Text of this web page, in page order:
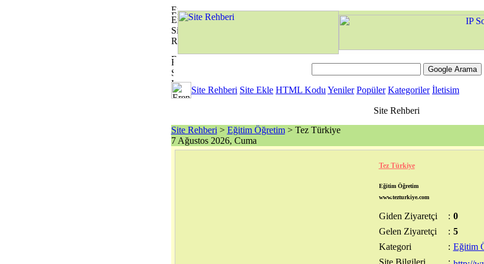
Site Rehberi Site Ekle HTML Kodu Yeniler Popüler Kategoriler İletisim
Site Rehberi
Site Rehberi > Eğitim Öğretim> Tez Türkiye
7 Ağustos 2026, Cuma
Tez Türkiye
Eğitim Öğretim
www.tezturkiye.com
Giden Ziyaretçi : 0
Gelen Ziyaretçi
: 5
Kategori
: Eğitim
Site Bilgileri
: